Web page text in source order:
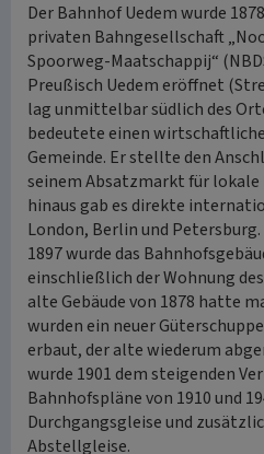
Der Bahnhof Uedem wurde
privaten Bahngesellschaft
Spoorweg-Maatschappij“
Preußisch Uedem eröffnet
lag unmittelbar südlich des
bedeutete einen
Gemeinde. Er stellte den
seinem Absatzmarkt für lokale
hinaus gab es direkte
London, Berlin und Petersburg.
1897 wurde das
einschließlich der Wohnung
alte Gebäude von 1878 hatte
wurden ein neuer
erbaut, der alte wiederum
wurde 1901 dem steigenden
Bahnhofspläne von 1910 und
Durchgangsgleise und
Abstellgleise.